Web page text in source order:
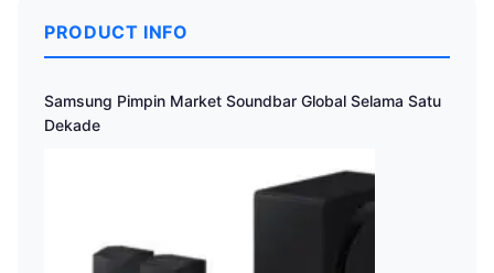
PRODUCT INFO
Samsung Pimpin Market Soundbar Global Selama Satu
Dekade